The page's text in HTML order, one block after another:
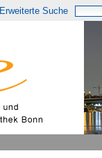
Erweiterte Suche